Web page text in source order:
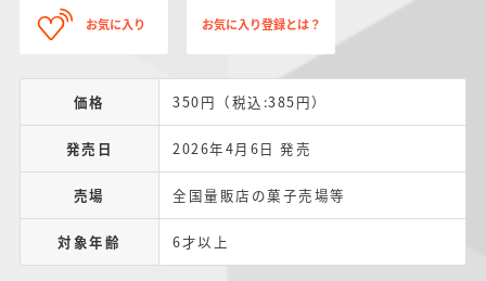
お気に入り お気に入り登録とは？
価格 350円（税込:385円）
発売日 2026年4月6日 発売
売場 全国量販店の菓子売場等
対象年齢 6才以上